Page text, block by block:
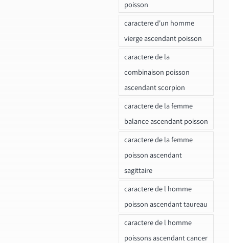
poisson
caractere d'un homme
vierge ascendant poisson
caractere de la
combinaison poisson
ascendant scorpion
caractere de la femme
balance ascendant poisson
caractere de la femme
poisson ascendant
sagittaire
caractere de l homme
poisson ascendant taureau
caractere de l homme
poissons ascendant cancer